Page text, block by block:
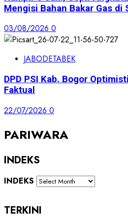
Mengisi Bahan Bakar Gas di
03/08/2026 0
JABODETABEK
DPD PSI Kab. Bogor
Faktual
22/07/2026 0
PARIWARA
INDEKS
INDEKS
TERKINI